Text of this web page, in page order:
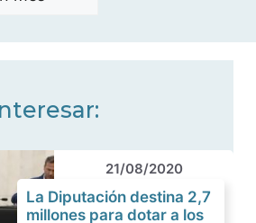
21/08/2020
La Diputación destina 2,7
millones para dotar a los